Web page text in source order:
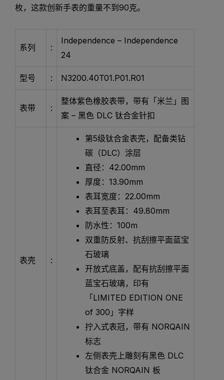
枚，这款创新手表的重量不到90克。
系列 :
Independence – Independence
24
型号 : N3200.40T01.P01.R01
表带 :
整体紫色橡胶表带，带有「米兰」图
案 – 黑色 DLC 钛合金针扣
表壳 :
第5级钛合金表壳，配备类钻
碳（DLC）涂层
直径：42.00mm
厚度：13.90mm
表耳宽度：22.00mm
表耳至表耳：49.80mm
防水性：100m
双重防反射、抗刮擦平面蓝宝
石玻璃
开放式底盖，配有抗刮擦平面
蓝宝石玻璃，印有
「LIMITED EDITION ONE
of 300」字样
拧入式表冠，带有 NORQAIN
标志
左侧表壳上雕刻有黑色 DLC
钛合金 NORQAIN 板